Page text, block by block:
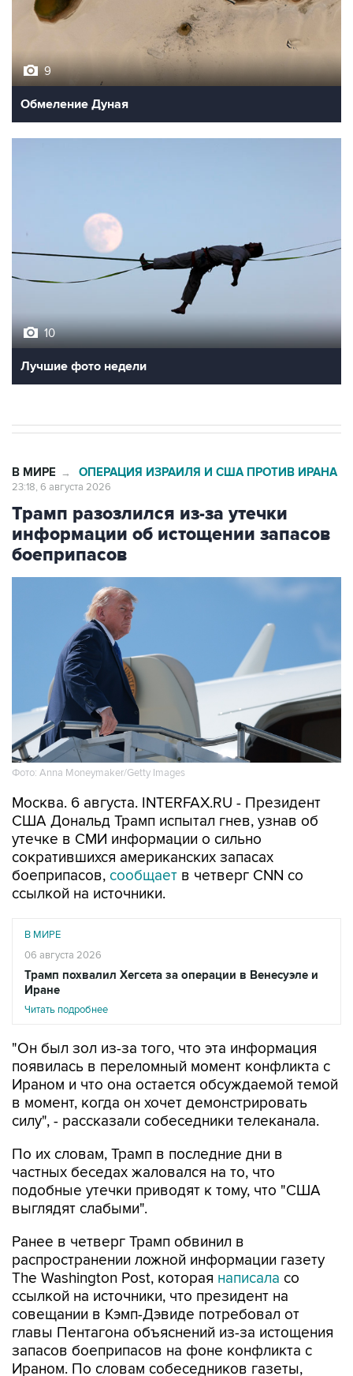
Обмеление Дуная
Лучшие фото недели
Трамп разозлился из-за утечки
информации об истощении запасов
боеприпасов
Фото: Anna Moneymaker/Getty Images
Москва. 6 августа. INTERFAX.RU - Президент
утечке в СМИ информации о сильно
сократившихся американских запасах
боеприпасов, сообщаетв четверг CNN со
ссылкой на источники.
В МИРЕ
Трамп похвалил Хегсета за операции в Венесуэле и
Иране
Читать подробнее
"Он был зол из-за того, что эта информация
Ираном и что она остается обсуждаемой темой
в момент, когда он хочет демонстрировать
силу", - рассказали собеседники телеканала.
По их словам, Трамп в последние дни в
подобные утечки приводят к тому, что "США
выглядят слабыми".
Ранее в четверг Трамп обвинил в
The Washington Post, котораянаписала
ссылкой на источники, что президент на
совещании в Кэмп-Дэвиде потребовал от
главы Пентагона объяснений из-за истощения
запасов боеприпасов на фоне конфликта с
Ираном. По словам собеседников газеты,
Трамп выразил негодование по поводу того,
что ему не предоставили вовремя